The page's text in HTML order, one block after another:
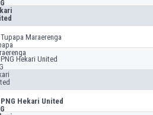
Tupapa Maraerenga
PNG Hekari United
PNG Hekari United